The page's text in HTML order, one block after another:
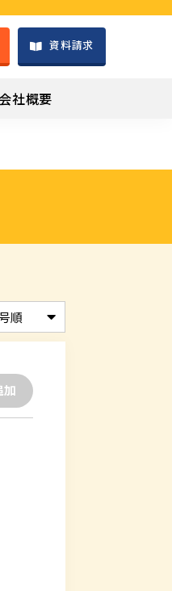
資料請求
会社概要
加